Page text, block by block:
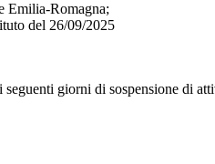
Emilia-Romagna;
del 26/09/2025
giorni di sospensione di